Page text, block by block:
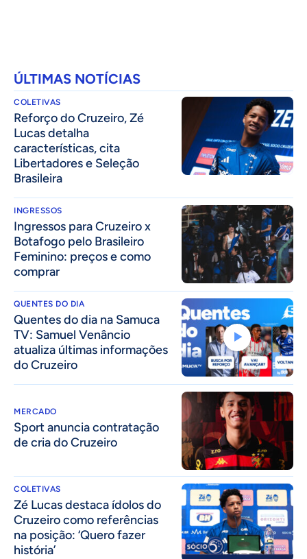
ÚLTIMAS NOTÍCIAS
COLETIVAS
⁠Reforço do Cruzeiro, Zé
Lucas detalha
características, cita
Libertadores e Seleção
Brasileira
INGRESSOS
Ingressos para Cruzeiro x
Botafogo pelo Brasileiro
Feminino: preços e como
comprar
QUENTES DO DIA
Quentes do dia na Samuca
TV: Samuel Venâncio
atualiza últimas informações
do Cruzeiro
MERCADO
Sport anuncia contratação
de cria do Cruzeiro
COLETIVAS
Zé Lucas destaca ídolos do
Cruzeiro como referências
na posição: ‘Quero fazer
história’